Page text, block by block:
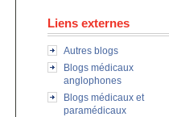
Liens externes
Autres blogs
Blogs médicaux
anglophones
Blogs médicaux et
paramédicaux